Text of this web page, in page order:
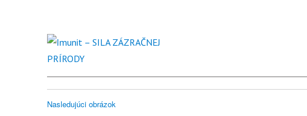
Imunit – SILA ZÁZRAČNEJ
Nasledujúci obrázok